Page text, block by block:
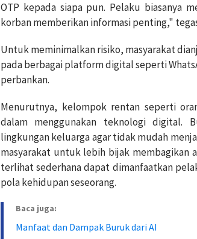
OTP kepada siapa pun. Pelaku biasanya
korban memberikan informasi penting,"
Untuk meminimalkan risiko, masyarakat
pada berbagai platform digital seperti
perbankan.
Menurutnya, kelompok rentan seperti
dalam menggunakan teknologi digital.
lingkungan keluarga agar tidak mudah
masyarakat untuk lebih bijak membagikan
terlihat sederhana dapat dimanfaatkan
pola kehidupan seseorang.
Baca juga:
Manfaat dan Dampak Buruk dari AI